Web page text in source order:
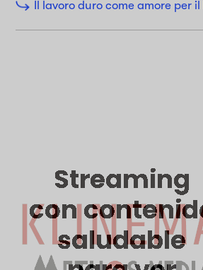
Il lavoro duro come amore per